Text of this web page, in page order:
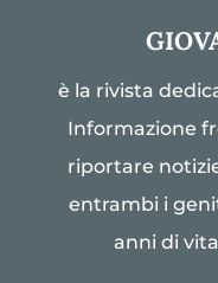
è la rivista
Informazione
riportare
entrambi i
anni di